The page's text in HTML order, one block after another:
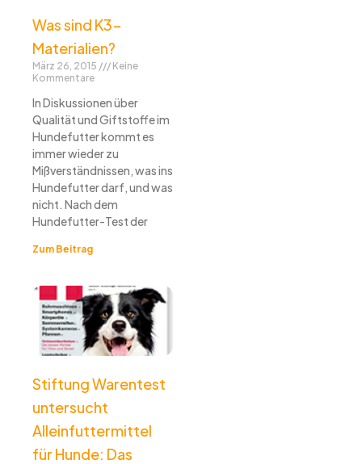
Was sind K3-
Materialien?
März 26, 2015
Keine
Kommentare
In Diskussionen über
Qualität und Giftstoffe im
Hundefutter kommt es
immer wieder zu
Mißverständnissen, was ins
Hundefutter darf, und was
nicht. Nach dem
Hundefutter-Test der
Zum Beitrag
Stiftung Warentest
untersucht
Alleinfuttermittel
für Hunde: Das